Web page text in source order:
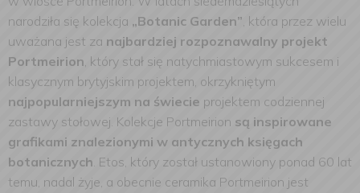
narodziła się kolekcja „Botanic Garden”, która przez wielu
uważana jest za najbardziej rozpoznawalny projekt
Portmeirion, który stał się natychmiastowym sukcesem i
klasycznym brytyjskim projektem, okrzykniętym
najpopularniejszym na świecie projektem codziennej
zastawy stołowej. Kolekcje Portmeirion są inspirowane
grafikami znalezionymi w antycznych księgach
botanicznych. Etos, który został ustanowiony ponad 60 lat
temu, nadal żyje, a obecnie ceramika Portmeirion jest